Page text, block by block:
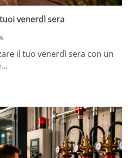
venerdì sera
il tuo venerdì sera con un